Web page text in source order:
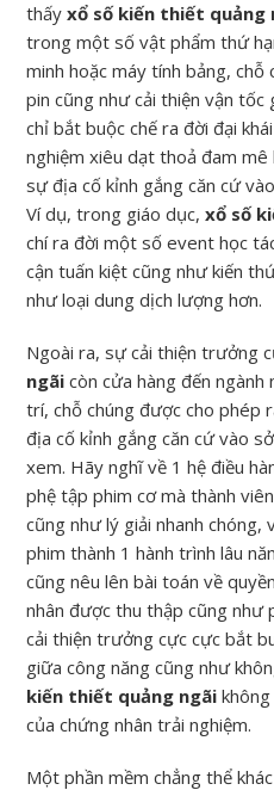
thấyxổ số kiến thiết quảng
trong một số vật phẩm thứ
minh hoặc máy tính bảng, chỗ
pin cũng như cải thiện vận tốc
chỉ bắt buộc chế ra đời đại
nghiệm xiêu dạt thoả đam mê
sự địa cố kỉnh gắng căn cứ
Ví dụ, trong giáo dục,xổ số
chí ra đời một số event học
cận tuấn kiệt cũng như kiến
như loại dung dịch lượng hơn.
Ngoài ra, sự cải thiện trưởng
ngãi còn cửa hàng đến ngành
trí, chỗ chúng được cho phép
địa cố kỉnh gắng căn cứ vào
xem. Hãy nghĩ về 1 hệ điều
phệ tập phim cơ mà thành
cũng như lý giải nhanh
phim thành 1 hành trình lâu
cũng nêu lên bài toán về
nhân được thu thập cũng như
cải thiện trưởng cực cực bắt
giữa công năng cũng như
kiến thiết quảng ngãi
của chứng nhân trải nghiệm.
Một phần mềm chẳng thể